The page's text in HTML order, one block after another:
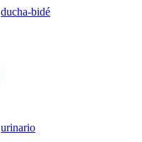
ducha-bidé
urinario